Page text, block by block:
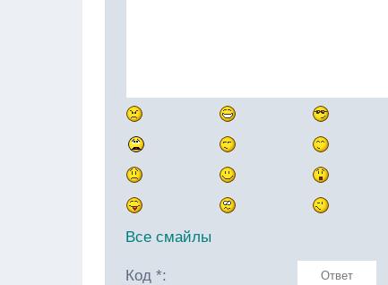
Все смайлы
Код *: